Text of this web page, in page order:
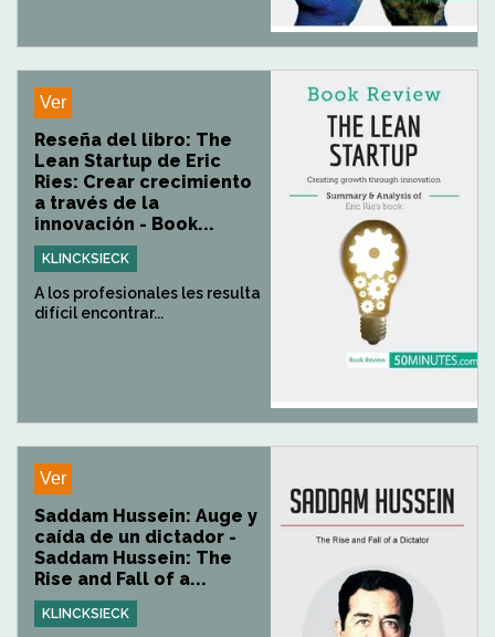
Ver
Reseña del libro: The
Lean Startup de Eric
Ries: Crear crecimiento
a través de la
innovación - Book...
KLINCKSIECK
A los profesionales les resulta
difícil encontrar...
Ver
Saddam Hussein: Auge y
caída de un dictador -
Saddam Hussein: The
Rise and Fall of a...
KLINCKSIECK